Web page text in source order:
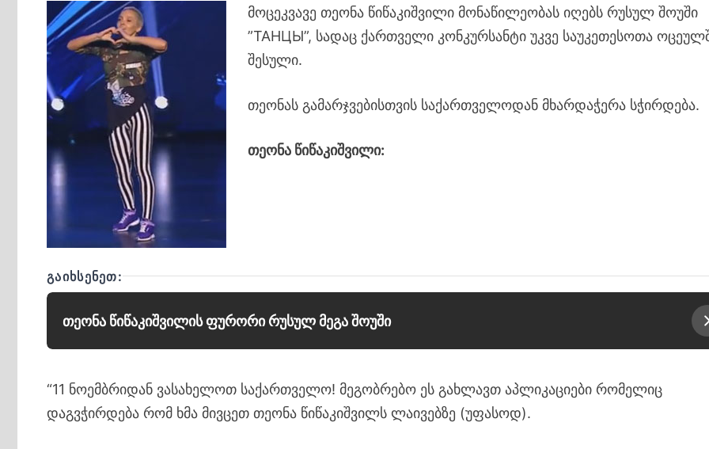
მოცეკვავე თეონა წიწაკიშვილი მონაწილეობას იღებს რუსულ შოუში
”ТАНЦЫ”, სადაც ქართველი კონკურსანტი უკვე საუკეთესოთა
შესული.
თეონას გამარჯვებისთვის საქართველოდან მხარდაჭერა სჭირდება.
თეონა წიწაკიშვილი:
ᲒᲐᲘᲮᲡᲔᲜᲔᲗ:
თეონა წიწაკიშვილის ფურორი რუსულ მეგა შოუში
“11 ნოემბრიდან ვასახელოთ საქართველო! მეგობრებო ეს გახლავთ აპლიკაციები რომელიც
დაგვჭირდება რომ ხმა მივცეთ თეონა წიწაკიშვილს ლაივებზე (უფასოდ).